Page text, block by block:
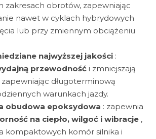
zakresach obrotów, zapewniając
nawet w cyklach hybrydowych
lub przy zmiennym obciążeniu
najwyższej jakości :
przewodność i zmniejszają
zapewniając długoterminową
warunkach jazdy.
obudowa epoksydowa : zapewnia
na ciepło, wilgoć i wibracje ,
kompaktowych komór silnika i